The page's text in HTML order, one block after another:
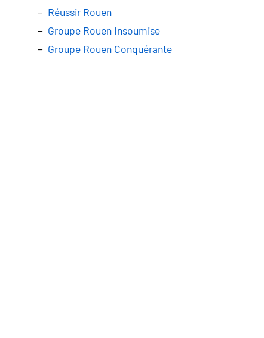
Réussir Rouen
Groupe Rouen Insoumise
Groupe Rouen Conquérante